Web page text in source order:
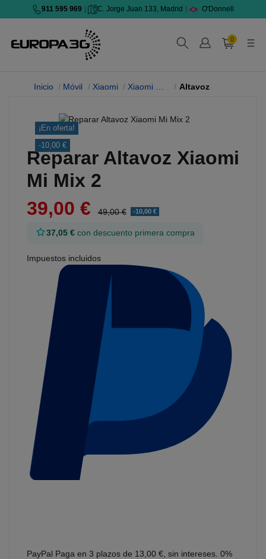
911 595 969 C. Jorge Juan 133, Madrid O'Donnell
0
Inicio Móvil Xiaomi Xiaomi Mi Mix 2 Altavoz
¡En oferta!
-10,00 €
Reparar Altavoz Xiaomi
Mi Mix 2
39,00 €
49,00 € -10,00 €
37,05 € con descuento primera compra
Impuestos incluidos
PayPal Paga en 3 plazos de 13,00 €, sin intereses. 0%